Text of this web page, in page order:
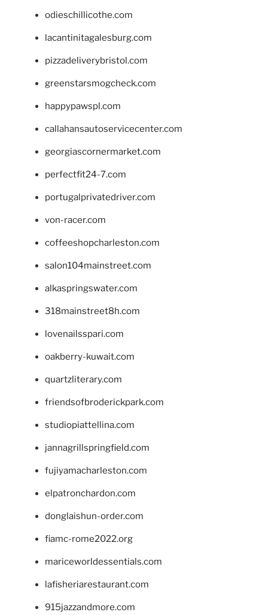
odieschillicothe.com
lacantinitagalesburg.com
pizzadeliverybristol.com
greenstarsmogcheck.com
happypawspl.com
callahansautoservicecenter.com
georgiascornermarket.com
perfectfit24-7.com
portugalprivatedriver.com
von-racer.com
coffeeshopcharleston.com
salon104mainstreet.com
alkaspringswater.com
318mainstreet8h.com
lovenailsspari.com
oakberry-kuwait.com
quartzliterary.com
friendsofbroderickpark.com
studiopiattellina.com
jannagrillspringfield.com
fujiyamacharleston.com
elpatronchardon.com
donglaishun-order.com
fiamc-rome2022.org
mariceworldessentials.com
lafisheriarestaurant.com
915jazzandmore.com